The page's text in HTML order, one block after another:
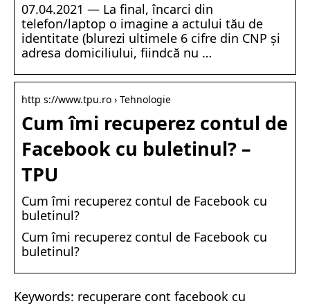
07.04.2021 — La final, încarci din
telefon/laptop o imagine a actului tău de
identitate (blurezi ultimele 6 cifre din CNP și
adresa domiciliului, fiindcă nu …
http s://www.tpu.ro › Tehnologie
Cum îmi recuperez contul de
Facebook cu buletinul? –
TPU
Cum îmi recuperez contul de Facebook cu
buletinul?
Cum îmi recuperez contul de Facebook cu
buletinul?
Keywords: recuperare cont facebook cu